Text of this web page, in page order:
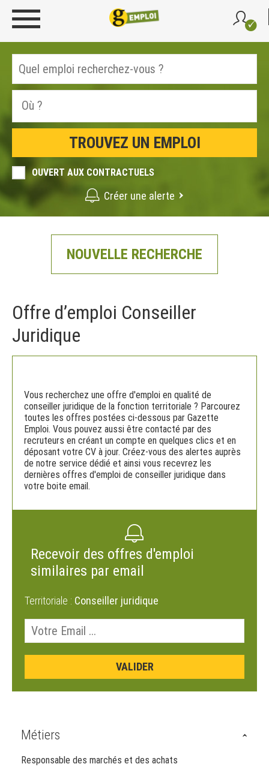
OUVERT AUX CONTRACTUELS
Créer une alerte
NOUVELLE RECHERCHE
Offre d’emploi Conseiller
Juridique
Vous recherchez une offre d'emploi en qualité de
conseiller juridique de la fonction territoriale ? Parcourez
toutes les offres postées ci-dessous par Gazette
Emploi. Vous pouvez aussi être contacté par des
recruteurs en créant un compte en quelques clics et en
déposant votre CV à jour. Créez-vous des alertes auprès
de notre service dédié et ainsi vous recevrez les
dernières offres d'emploi de conseiller juridique dans
votre boite email.
Recevoir des offres d'emploi
similaires par email
Territoriale : Conseiller juridique
Métiers
Responsable des marchés et des achats